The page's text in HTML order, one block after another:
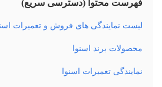
فهرست محتوا (دسترسی سریع)
لیست نمایندگی های فروش و تعمیرات
محصولات برند اسنوا
نمایندگی تعمیرات اسنوا